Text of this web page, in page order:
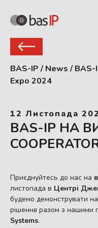
BAS-IP / News / BAS-
Expo 2024
12 Листопада
BAS-IP НА
Приєднуйтесь до нас на
листопада в Центрі
будемо демонструвати
рішення разом з нашими
Systems.